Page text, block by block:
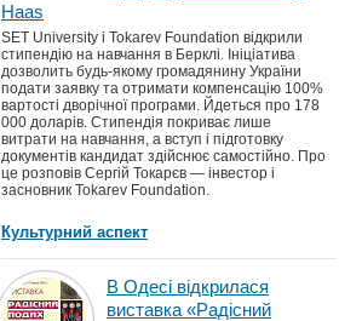
Haas
SET University і Tokarev Foundation відкрили
стипендію на навчання в Берклі. Ініціатива
дозволить будь-якому громадянину України
подати заявку та отримати компенсацію 100%
вартості дворічної програми. Йдеться про 178
000 доларів. Стипендія покриває лише
витрати на навчання, а вступ і підготовку
документів кандидат здійснює самостійно. Про
це розповів Сергій Токарєв — інвестор і
засновник Tokarev Foundation.
Культурний аспект
В Одесі відкрилася
виставка «Радісний